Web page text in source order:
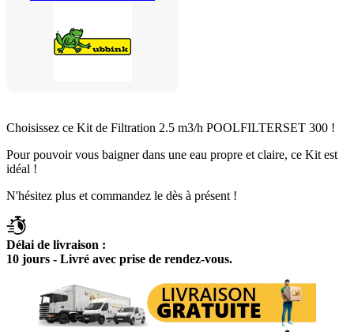
Choisissez ce Kit de Filtration 2.5 m3/h POOLFILTERSET 300 !
Pour pouvoir vous baigner dans une eau propre et claire, ce Kit est
idéal !
N'hésitez plus et commandez le dès à présent !
Délai de livraison :
10 jours - Livré avec prise de rendez-vous.